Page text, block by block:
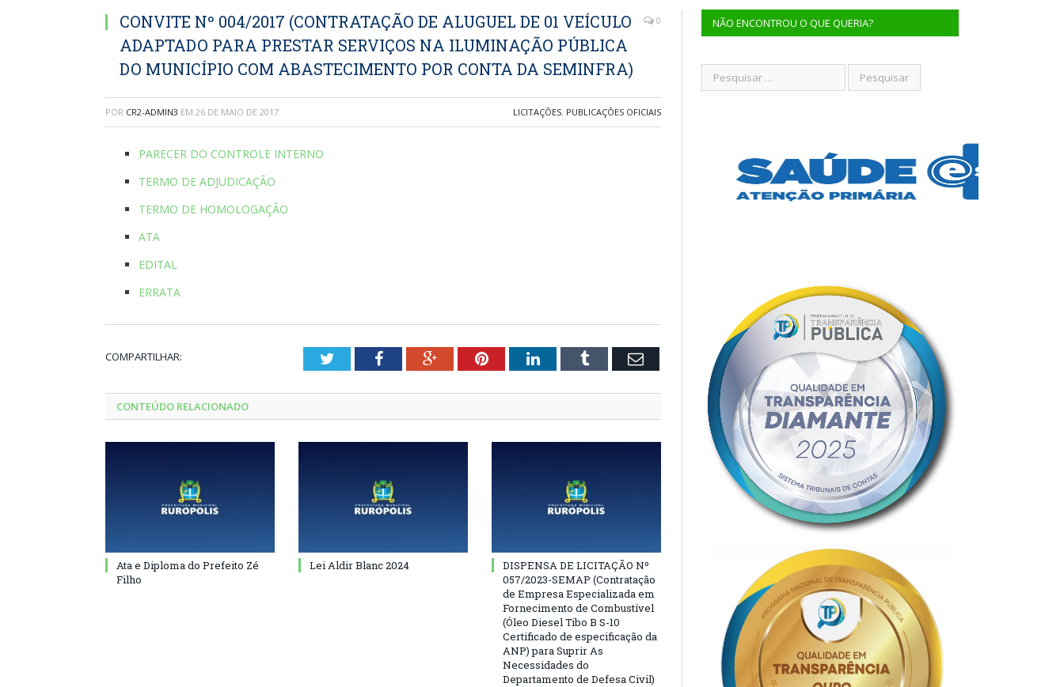
CONVITE Nº 004/2017 (CONTRATAÇÃO DE ALUGUEL DE 01 VEÍCULO
ADAPTADO PARA PRESTAR SERVIÇOS NA ILUMINAÇÃO PÚBLICA
DO MUNICÍPIO COM ABASTECIMENTO POR CONTA DA SEMINFRA)
0
POR CR2-ADMIN3 EM 26 DE MAIO DE 2017 LICITAÇÕES, PUBLICAÇÕES OFICIAIS
PARECER DO CONTROLE INTERNO
TERMO DE ADJUDICAÇÃO
TERMO DE HOMOLOGAÇÃO
ATA
EDITAL
ERRATA
COMPARTILHAR: TwitterFacebookGoogle+PinterestLinkedInTumblr Email
CONTEÚDO RELACIONADO
Ata e Diploma do Prefeito Zé
Filho
Lei Aldir Blanc 2024
DISPENSA DE LICITAÇÃO Nº
057/2023-SEMAP (Contratação
de Empresa Especializada em
Fornecimento de Combustível
(Óleo Diesel Tibo B S-10
Certificado de especificação da
ANP) para Suprir As
Necessidades do
Departamento de Defesa Civil)
NÃO ENCONTROU O QUE QUERIA?